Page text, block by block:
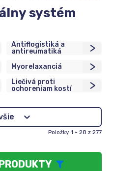
systém
Antiflogistiká a
antireumatiká
>
Myorelaxanciá >
Liečivá proti
ochoreniam kostí
>
Položky 1 - 28 z 277